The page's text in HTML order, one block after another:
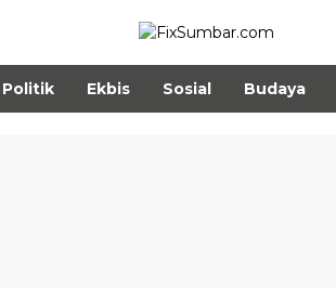
Politik Ekbis Sosial Budaya